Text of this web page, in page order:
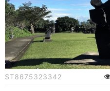
票
-
朱
銘
美
ST8675323342